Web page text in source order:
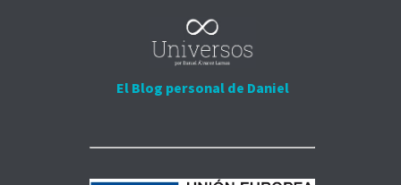
El Blog personal de Daniel